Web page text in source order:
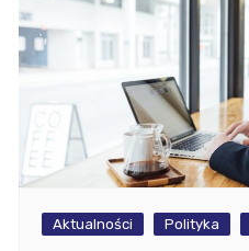
Aktualności Polityka